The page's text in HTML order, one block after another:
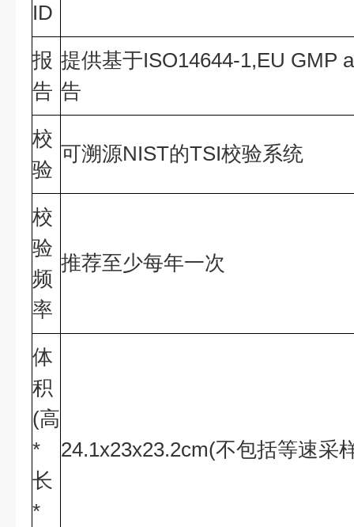
ID
报
告
提供基于ISO14644-1,EU GMP
告
校
验
可溯源NIST的TSI校验系统
校
验
频
率
推荐至少每年一次
体
积
(高
*
长
*
24.1x23x23.2cm(不包括等速采